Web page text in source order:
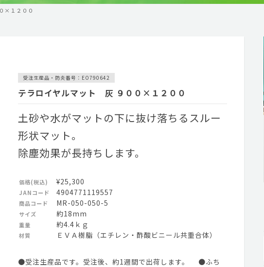
×１２００
受注生産品・防炎番号：EO790642
テラロイヤルマット 灰 ９００×１２００
土砂や水がマットの下に抜け落ちるスルー
形状マット。
除塵効果が長持ちします。
価格(税込) ¥25,300
JANコード 4904771119557
商品コード MR-050-050-5
サイズ 約18mm
重量 約4.4ｋｇ
材質 ＥＶＡ樹脂（エチレン・酢酸ビニール共重合体）
●受注生産品です。受注後、約1週間で出荷します。 ●ふち